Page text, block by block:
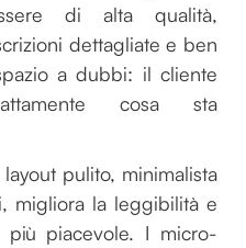
di alta qualità,
dettagliate e ben
a dubbi: il cliente
cosa sta
layout pulito, minimalista
migliora la leggibilità e
più piacevole. I micro-